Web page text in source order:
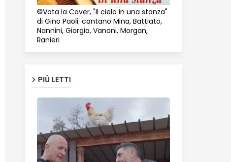
©Vota la Cover, "Il cielo in una stanza"
di Gino Paoli: cantano Mina, Battiato,
Nannini, Giorgia, Vanoni, Morgan,
Ranieri
PIÙ LETTI